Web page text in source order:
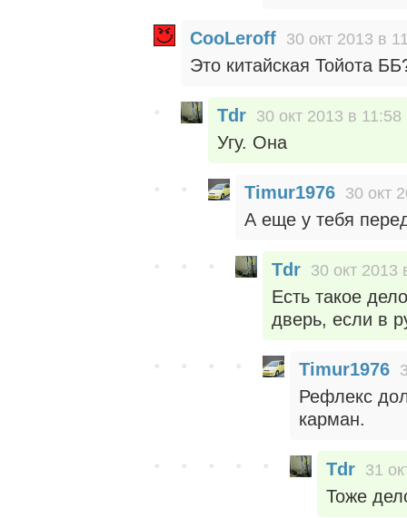
CooLeroff 30 окт 2013 в
Это китайская Тойота
Tdr 30 окт 2013 в 11:58
Угу. Она
Timur1976 30 окт
А еще у тебя
Tdr 30 окт 2013
Есть такое
дверь, если в
Timur1976
Рефлекс
карман.
Tdr 31
Тоже